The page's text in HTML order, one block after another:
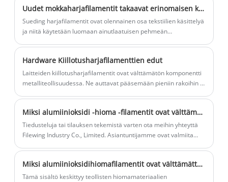
yhdistelmän ominaisuuksia, jotka tekevät niistä hyvän valinnan
monenlaisiin teollisuuden puhdistus- ja
materiaalinkäsittelysovelluksiin.
Uudet mokkaharjafilamentit takaavat erinomaisen kankaan viimeistelyn
Sueding harjafilamentit ovat olennainen osa tekstiilien käsittelyä
ja niitä käytetään luomaan ainutlaatuisen pehmeän
välttämätöntä luksuskankaille, kuten silkille, kashmirille ja
villalle. Uuden sukupolven mokkaharjafilamentit lupaavat
parantaa kankaan viimeistelyä entisestään.
Hardware Kiillotusharjafilamenttien edut
Laitteiden kiillotusharjafilamentit ovat välttämätön komponentti
metalliteollisuudessa. Ne auttavat pääsemään pieniin rakoihin ja
materiaaleista, kuten nailonista, messingistä, pronssista ja
muista vastaavista materiaaleista.
Miksi alumiinioksidi -hioma -filamentit ovat välttämättömiä nykyaikaisissa filwing -prosesseissa?
Tiedusteluja tai tilauksen tekemistä varten ota meihin yhteyttä
Filewing Industry Co., Limited. Asiantuntijamme ovat valmiita
Miksi alumiinioksidihiomafilamentit ovat välttämättömiä nykyaikaisessa teollisuuspintojen viimeistelyssä?
Tämä sisältö keskittyy teollisten hiomamateriaalien